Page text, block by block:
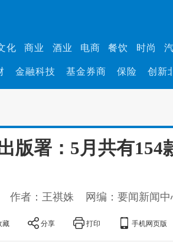
化 商业 酒业 电商 餐饮 时尚
金融科技 基金券商 保险 创新
版署：5月共有154
作者：王祺姝 网编：要闻新闻中
藏 分享 打印 手机网页版